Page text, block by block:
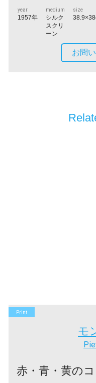
year
1957年
medium
シルク
スクリ
ーン
size
お問
Print
モ
赤・青・黄の